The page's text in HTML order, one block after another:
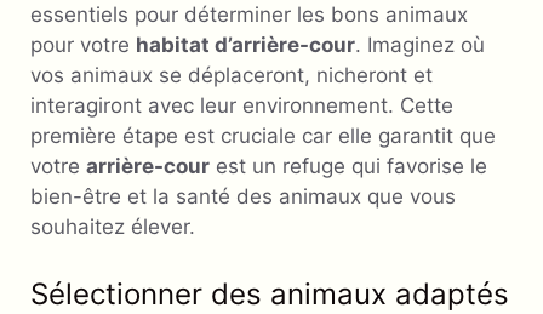
essentiels pour déterminer les bons animaux
pour votre habitat d’arrière-cour. Imaginez où
vos animaux se déplaceront, nicheront et
interagiront avec leur environnement. Cette
première étape est cruciale car elle garantit que
votre arrière-cour est un refuge qui favorise le
bien-être et la santé des animaux que vous
souhaitez élever.
Sélectionner des animaux adaptés